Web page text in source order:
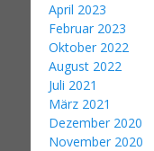
April 2023
Februar 2023
Oktober 2022
August 2022
Juli 2021
März 2021
Dezember 2020
November 2020